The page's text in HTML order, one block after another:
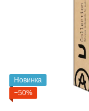
Новинка
−50%